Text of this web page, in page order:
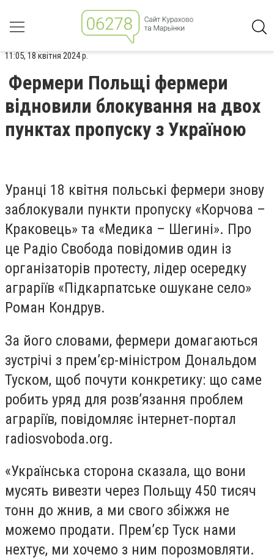
11:05, 18 квітня 2024 р.
Фермери Польщі фермери
відновили блокування на двох
пунктах пропуску з Україною
Уранці 18 квітня польські фермери знову
заблокували пункти пропуску «Корчова –
Краковець» та «Медика – Шегині». Про
це Радіо Свобода повідомив один із
організаторів протесту, лідер осередку
аграріїв «Підкарпатське ошукане село»
Роман Кондрув.
За його словами, фермери домагаються
зустрічі з премʼєр-міністром Дональдом
Туском, щоб почути конкретику: що саме
робить уряд для розвʼязання проблем
аграріїв, повідомляє інтернет-портал
radiosvoboda.org.
«Українська сторона сказала, що вони
мусять вивезти через Польщу 450 тисяч
тонн до жнив, а ми свого збіжжя не
можемо продати. Премʼєр Туск нами
нехтує, ми хочемо з ним порозмовляти.